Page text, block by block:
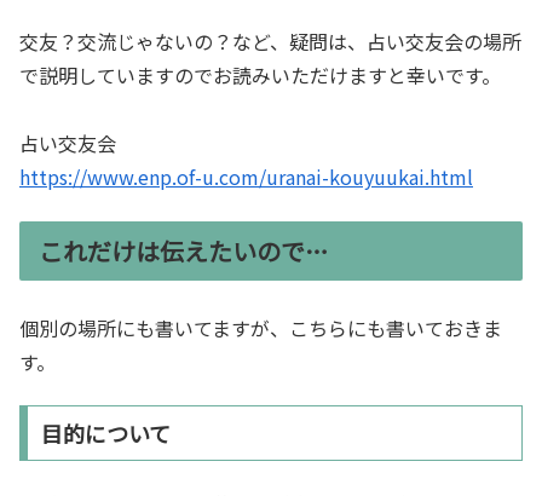
交友？交流じゃないの？など、疑問は、占い交友会の場所
で説明していますのでお読みいただけますと幸いです。
占い交友会
https://www.enp.of-u.com/uranai-kouyuukai.html
これだけは伝えたいので…
個別の場所にも書いてますが、こちらにも書いておきま
す。
目的について